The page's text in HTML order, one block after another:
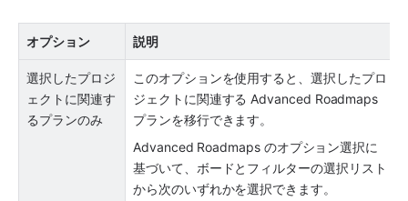
オプション 説明
選択したプロジ
ェクトに関連す
るプランのみ
このオプションを使用すると、選択したプロ
ジェクトに関連する Advanced Roadmaps
プランを移行できます。
Advanced Roadmaps のオプション選択に
基づいて、ボードとフィルターの選択リスト
から次のいずれかを選択できます。